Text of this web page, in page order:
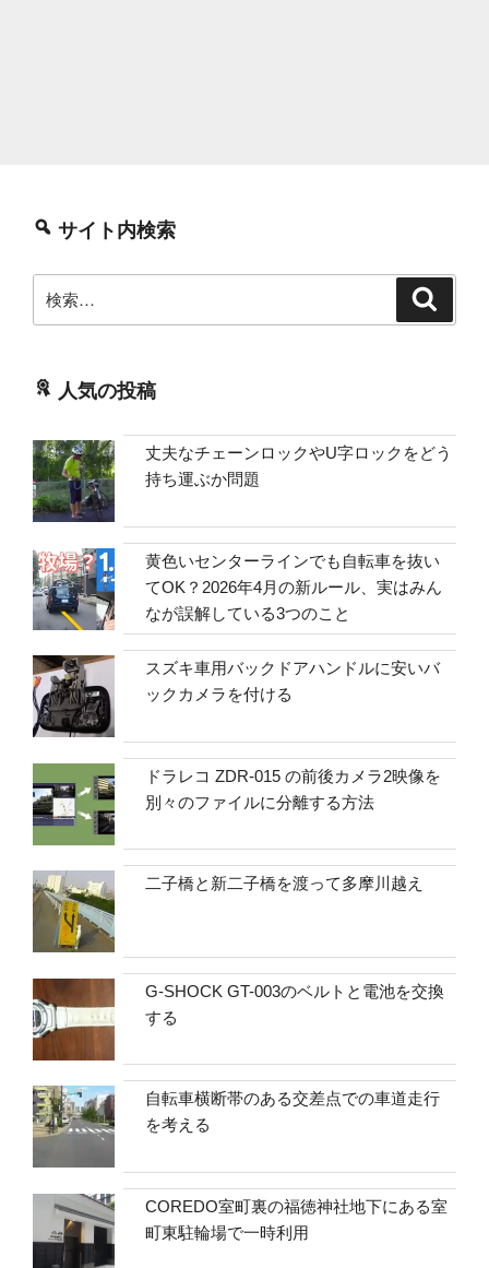
サイト内検索
索:
人気の投稿
丈夫なチェーンロックやU字ロックをどう
持ち運ぶか問題
黄色いセンターラインでも自転車を抜い
てOK？2026年4月の新ルール、実はみん
なが誤解している3つのこと
スズキ車用バックドアハンドルに安いバ
ックカメラを付ける
ドラレコ ZDR-015 の前後カメラ2映像を
別々のファイルに分離する方法
二子橋と新二子橋を渡って多摩川越え
G-SHOCK GT-003のベルトと電池を交換
する
自転車横断帯のある交差点での車道走行
を考える
COREDO室町裏の福徳神社地下にある室
町東駐輪場で一時利用